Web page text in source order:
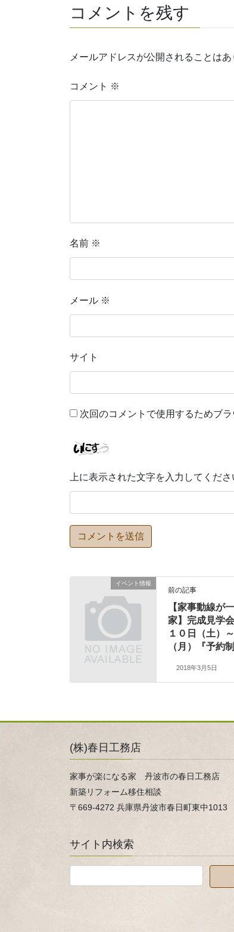
コメントを残す
メールアドレスが公開されることはあ
コメント ※
名前 ※
メール ※
サイト
次回のコメントで使用するためブ
上に表示された文字を入力してくださ
イベント情報
前の記事
【家事動線が
家】完成見学
１０日（土）
（月）『予約制
2018年3月5日
(株)春日工務店
家事が楽になる家 丹波市の春日工務店
新築リフォーム移住相談
〒669-4272 兵庫県丹波市春日町東中1013
サイト内検索